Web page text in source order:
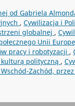
od Gabriela
, Cywilizacja i
globalnej ,
Unii
pracy i robotyzacji ,
polityczną ,
Zachód,